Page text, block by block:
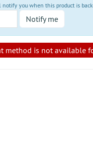
notify you when this product is
Notify me
method is not available